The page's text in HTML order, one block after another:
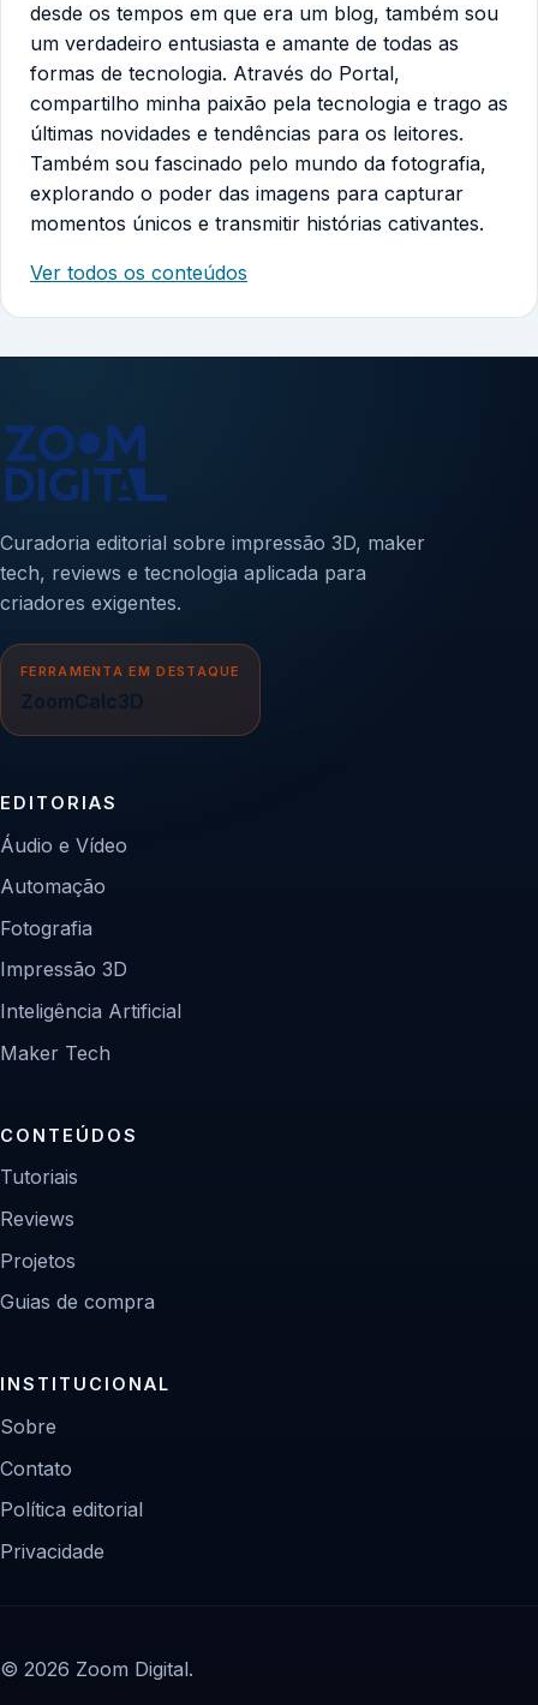
desde os tempos em que era um blog, também sou
um verdadeiro entusiasta e amante de todas as
formas de tecnologia. Através do Portal,
compartilho minha paixão pela tecnologia e trago as
últimas novidades e tendências para os leitores.
Também sou fascinado pelo mundo da fotografia,
explorando o poder das imagens para capturar
momentos únicos e transmitir histórias cativantes.
Ver todos os conteúdos
Curadoria editorial sobre impressão 3D, maker
tech, reviews e tecnologia aplicada para
criadores exigentes.
FERRAMENTA EM DESTAQUE
ZoomCalc3D
EDITORIAS
Áudio e Vídeo
Automação
Fotografia
Impressão 3D
Inteligência Artificial
Maker Tech
CONTEÚDOS
Tutoriais
Reviews
Projetos
Guias de compra
INSTITUCIONAL
Sobre
Contato
Política editorial
Privacidade
© 2026 Zoom Digital.